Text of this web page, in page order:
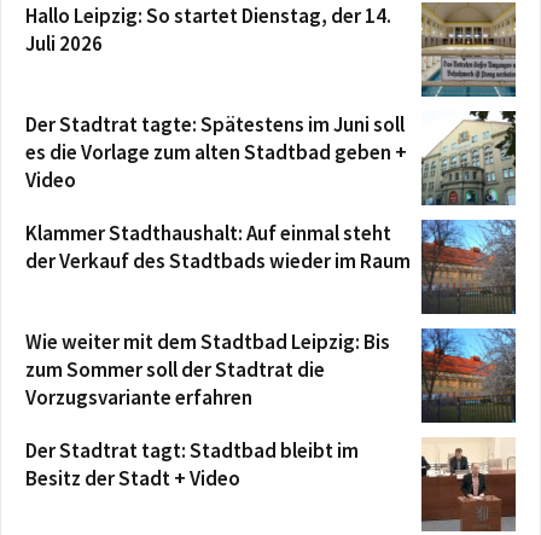
Hallo Leipzig: So startet Dienstag, der 14.
Juli 2026
Der Stadtrat tagte: Spätestens im Juni soll
es die Vorlage zum alten Stadtbad geben +
Video
Klammer Stadthaushalt: Auf einmal steht
der Verkauf des Stadtbads wieder im Raum
Wie weiter mit dem Stadtbad Leipzig: Bis
zum Sommer soll der Stadtrat die
Vorzugsvariante erfahren
Der Stadtrat tagt: Stadtbad bleibt im
Besitz der Stadt + Video